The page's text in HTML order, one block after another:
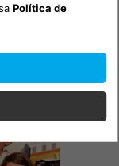
Política de